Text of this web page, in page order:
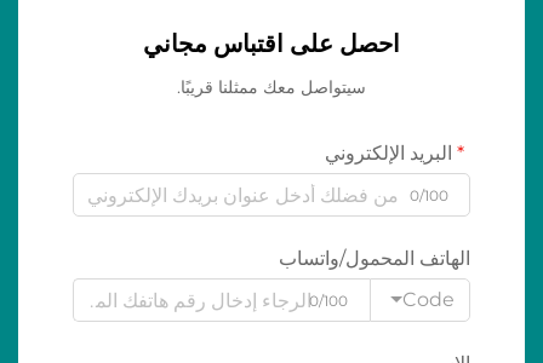
احصل على اقتباس مجاني
سيتواصل معك ممثلنا قريبًا.
البريد الإلكتروني
0/100
الهاتف المحمول/واتساب
Code
0/100